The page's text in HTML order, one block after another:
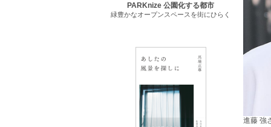
進藤 強
PARKnize 公園化する都市
緑豊かなオープンスペースを街にひらく